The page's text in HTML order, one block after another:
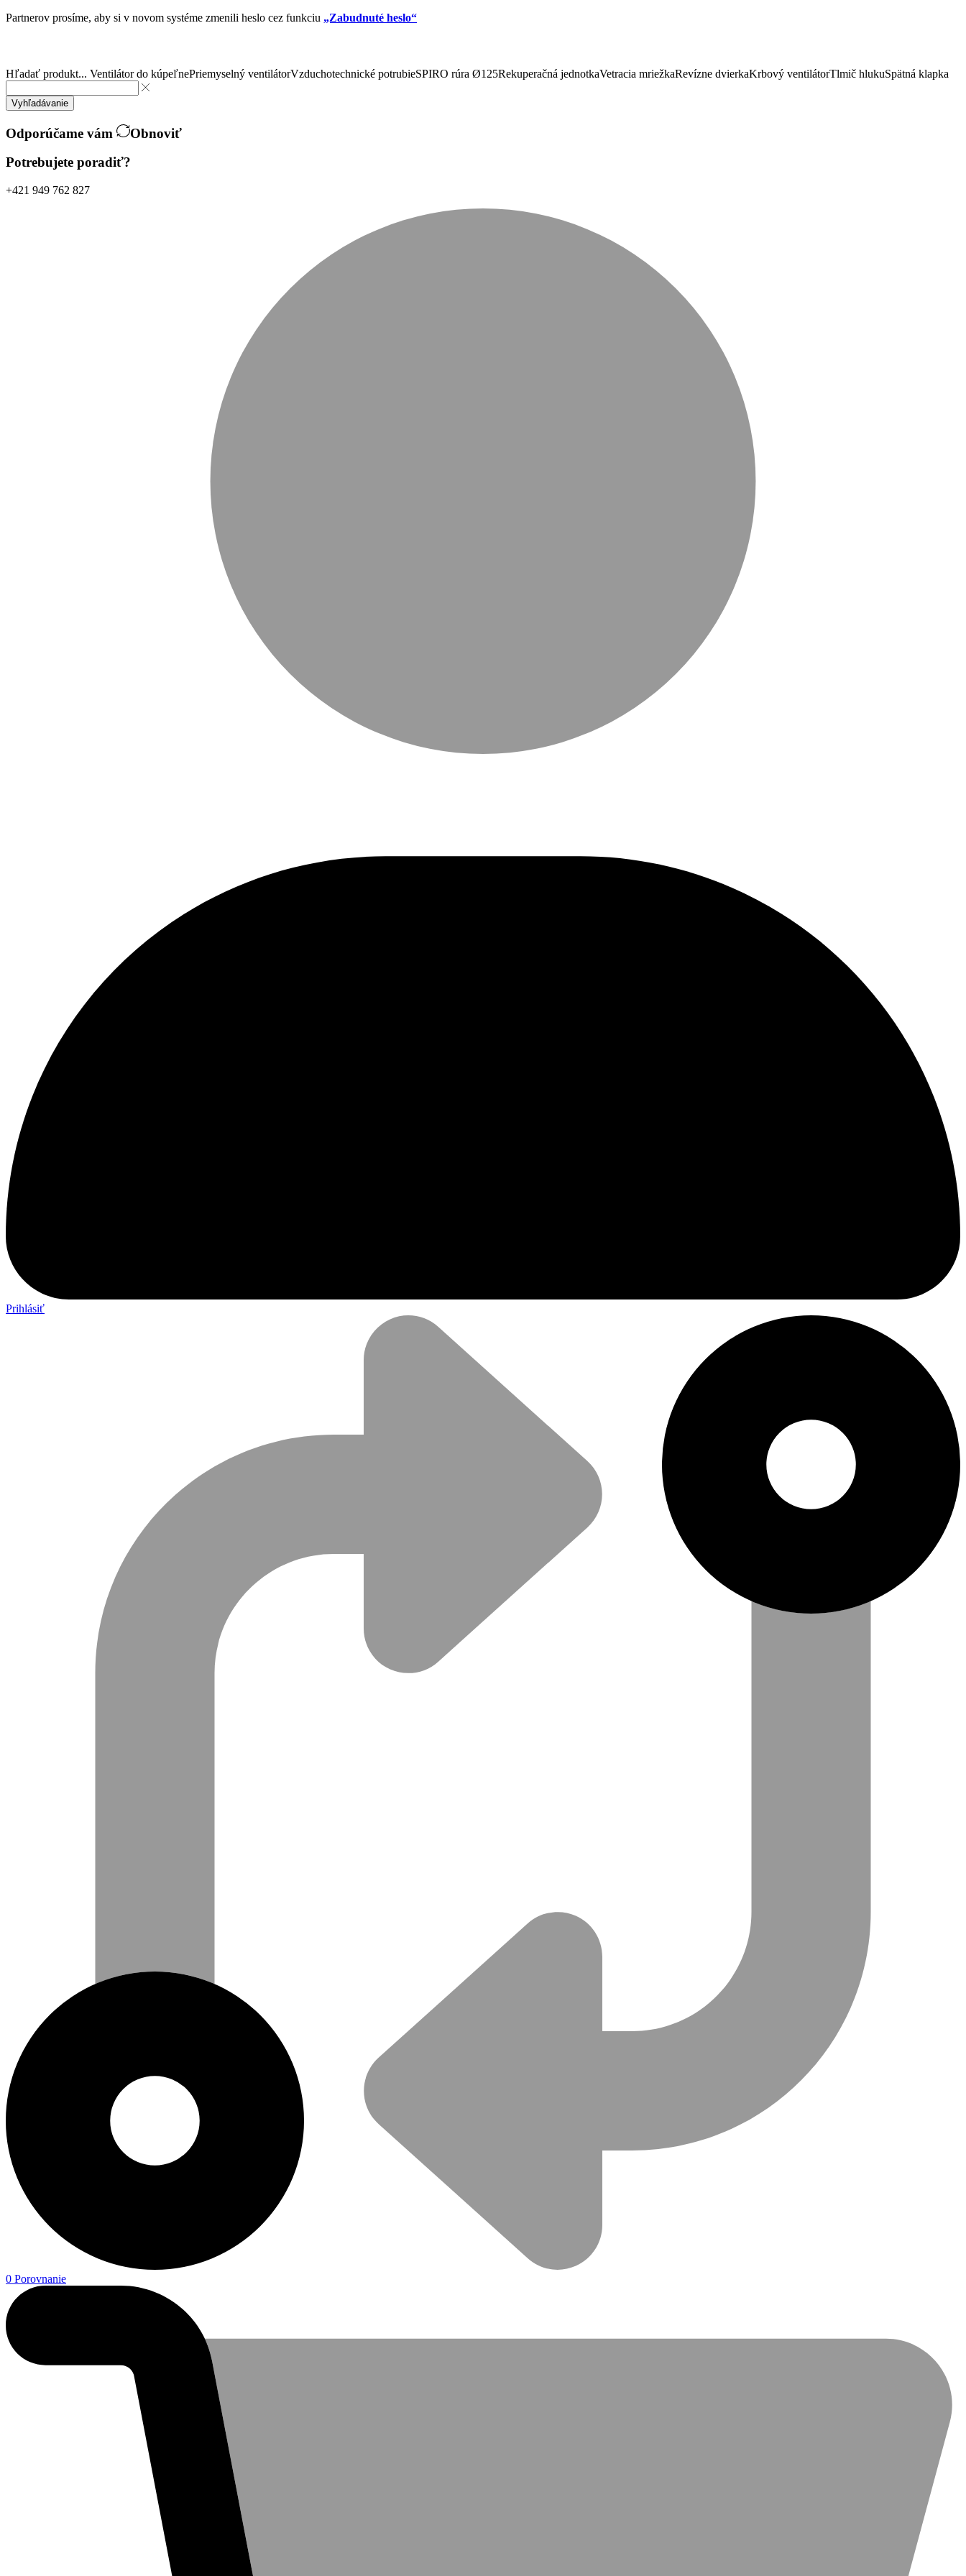
Partnerov prosíme, aby si v novom systéme zmenili heslo cez funkciu „Zabudnuté heslo“
Hľadať produkt... Ventilátor do kúpeľnePriemyselný ventilátorVzduchotechnické potrubieSPIRO rúra Ø125Rekuperačná jednotkaVetracia mriežkaRevízne dvierkaKrbový ventilátorTlmič hlukuSpätná klapka
Vyhľadávanie
Odporúčame vám
Obnoviť
Potrebujete poradiť?
+421 949 762 827
Prihlásiť
0 Porovnanie